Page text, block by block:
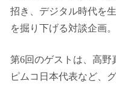
招き、デジタル時代を
を掘り下げる対談企画。
第6回のゲストは、高野
ピムコ日本代表など、